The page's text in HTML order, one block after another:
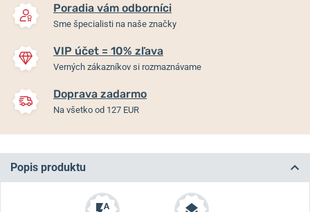
Poradia vám odborníci
Sme špecialisti na naše značky
VIP účet = 10% zľava
Verných zákazníkov si rozmaznávame
Doprava zadarmo
Na všetko od 127 EUR
Popis produktu